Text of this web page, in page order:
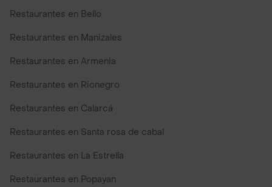
Restaurantes en Bello
Restaurantes en Manizales
Restaurantes en Armenia
Restaurantes en Rionegro
Restaurantes en Calarcá
Restaurantes en Santa rosa de cabal
Restaurantes en La Estrella
Restaurantes en Popayan